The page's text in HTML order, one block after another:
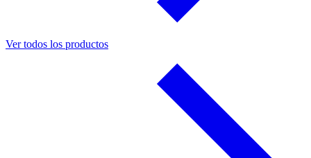
Ver todos los productos